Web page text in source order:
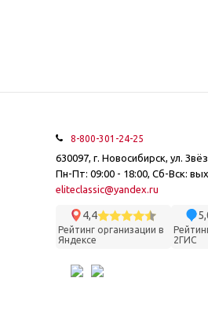
8-800-301-24-25
630097, г. Новосибирск, ул.
Пн-Пт: 09:00 - 18:00, Сб-Вск:
eliteclassic@yandex.ru
4,4
Рейтинг организации в
Яндексе
2ГИС